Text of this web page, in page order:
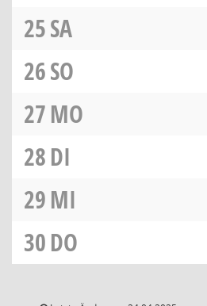
25SA
26SO
27MO
28DI
29MI
30DO